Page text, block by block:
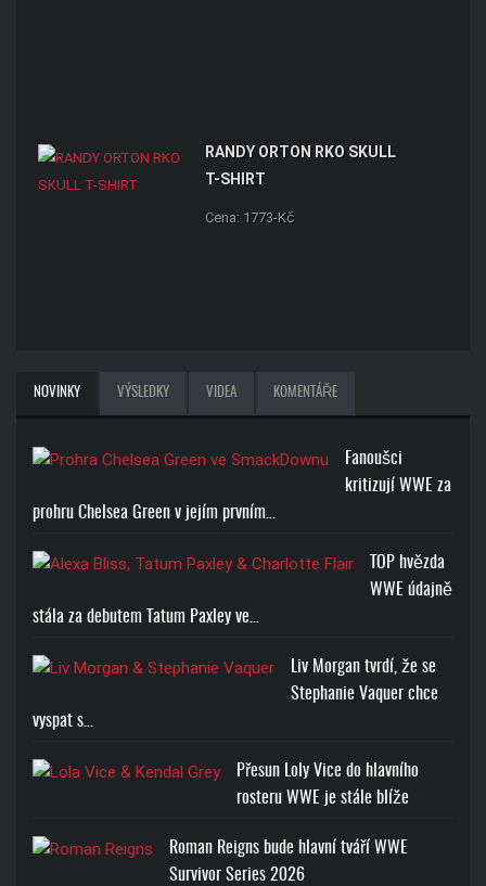
RANDY ORTON RKO SKULL
T-SHIRT
Cena: 1773-Kč
NOVINKY VÝSLEDKY VIDEA KOMENTÁŘE
Fanoušci
kritizují WWE za
prohru Chelsea Green v jejím prvním…
TOP hvězda
WWE údajně
stála za debutem Tatum Paxley ve…
Liv Morgan tvrdí, že se
Stephanie Vaquer chce
vyspat s…
Přesun Loly Vice do hlavního
rosteru WWE je stále blíže
Roman Reigns bude hlavní tváří WWE
Survivor Series 2026